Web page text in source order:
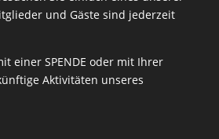
und Gäste sind jederzeit
einer SPENDE oder mit Ihrer
Aktivitäten unseres